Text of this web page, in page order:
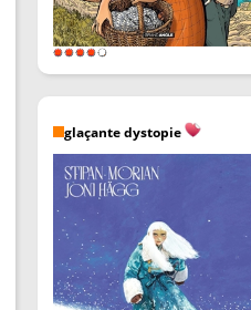
glaçante dystopie